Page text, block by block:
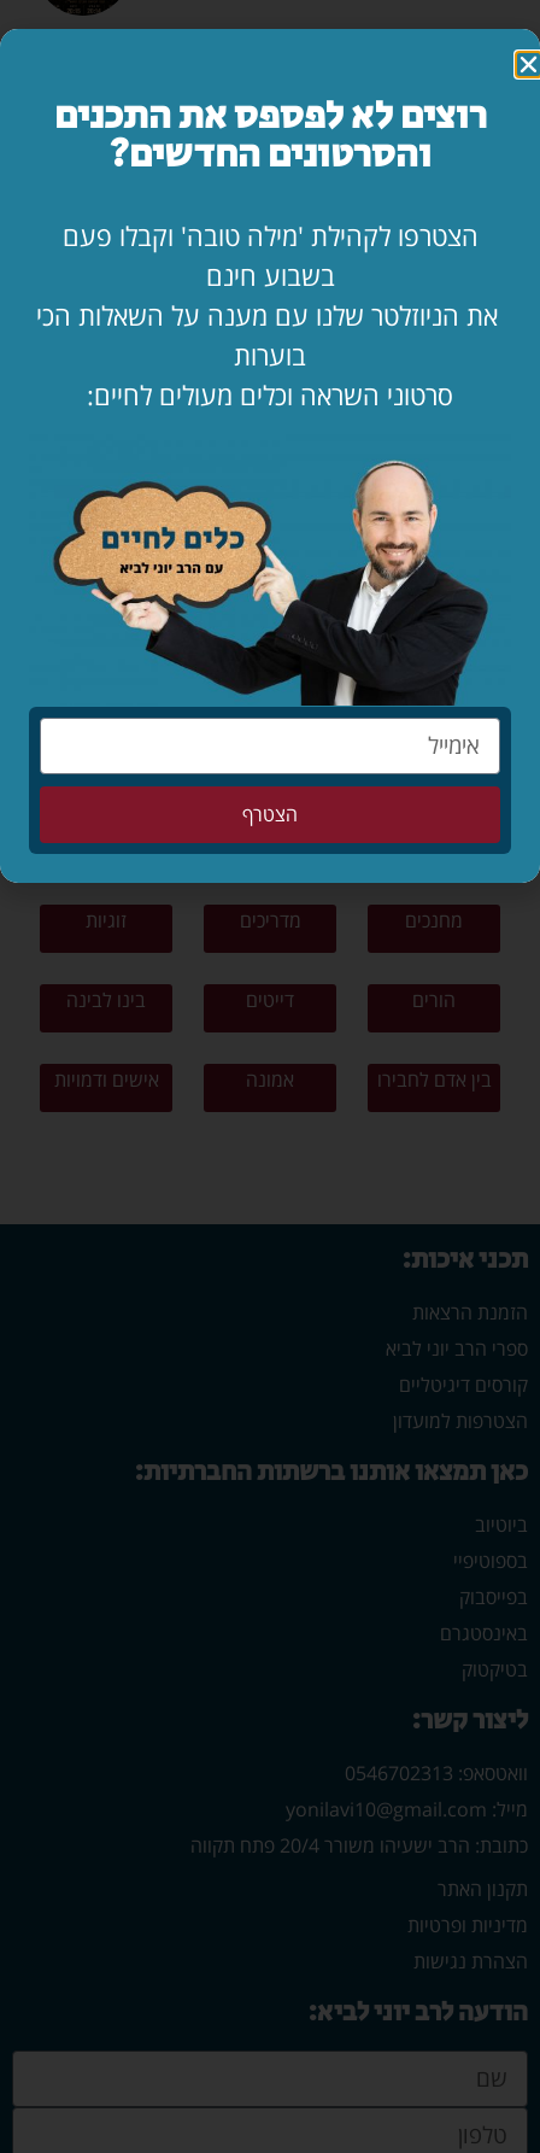
החופש כאן. בעלי שם. איך מחזיקים מעמד?!
הילד קיבל ווטסאפ. מה עכשיו? 📱
לקריאת המאמר »
ההבדל הקטן בין אילון מאסק 💵 לביני
העתיד כבר כאן. אתם מצטרפים אליו? 🚀
לקריאת המאמר »
לפי נושאים
תפילה
ציונות דתית פרשת שבוע סיפורים
מחנכים מדריכים זוגיות
הורים דייטים בינו לבינה
בין אדם לחבירו אמונה אישים ודמויות
תכני איכות:
הזמנת הרצאות
ספרי הרב יוני לביא
קורסים דיגיטליים
הצטרפות למועדון
כאן תמצאו אותנו ברשתות החברתיות:
ביוטיוב
בספוטיפיי
בפייסבוק
באינסטגרם
בטיקטוק
ליצור קשר:
וואטסאפ: 0546702313
מייל: yonilavi10@gmail.com
כתובת: הרב ישעיהו משורר 20/4 פתח תקווה
תקנון האתר
מדיניות ופרטיות
הצהרת נגישות
הודעה לרב יוני לביא:
רוצים לא לפספס את התכנים
והסרטונים החדשים?
הצטרפו לקהילת 'מילה טובה' וקבלו פעם
בשבוע חינם
את הניוזלטר שלנו עם מענה על השאלות הכי
בוערות
סרטוני השראה וכלים מעולים לחיים:
הצטרף